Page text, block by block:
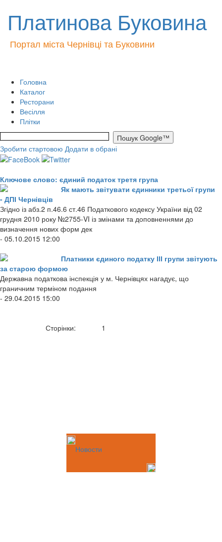
Платинова Буковина
Портал міста Чернівці та Буковини
Головна
Каталог
Ресторани
Весілля
Плітки
Зробити стартовою Додати в обрані
Ключове слово: єдиний податок третя група
Як мають звітувати єдинники третьої групи
- ДПІ Чернівців
Згідно із абз.2 п.46.6 ст.46 Податкового кодексу України від 02
грудня 2010 року №2755-VI із змінами та доповненнями до
визначення нових форм дек
- 05.10.2015 12:00
Платники єдиного податку ІІІ групи звітують
за старою формою
Державна податкова інспекція у м. Чернівцях нагадує, що
граничним терміном подання
- 29.04.2015 15:00
Сторінки: 1
Новости